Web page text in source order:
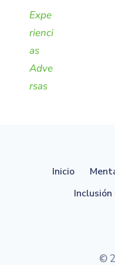
Expe
rienci
as
Adve
rsas
Inicio
©